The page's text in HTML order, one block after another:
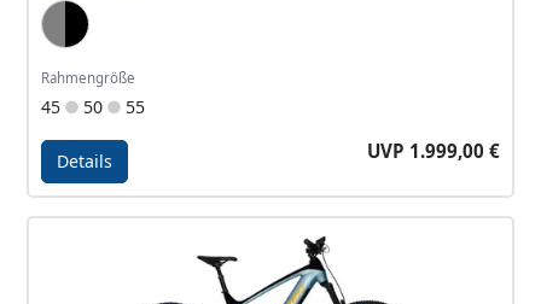
Blue Grey, Black
Rahmengröße
45 50 55
Details UVP 1.999,00 €